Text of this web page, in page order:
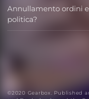
Annullamento ordini
politica?
©2020 Gearbox. Published